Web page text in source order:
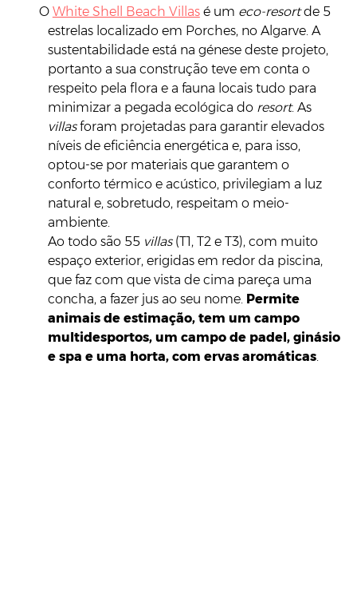
O White Shell Beach Villasé um eco-resortde 5
estrelas localizado em Porches, no Algarve. A
sustentabilidade está na génese deste projeto,
portanto a sua construção teve em conta o
respeito pela flora e a fauna locais tudo para
minimizar a pegada ecológica do resort. As
villasforam projetadas para garantir elevados
níveis de eficiência energética e, para isso,
optou-se por materiais que garantem o
conforto térmico e acústico, privilegiam a luz
natural e, sobretudo, respeitam o meio-
ambiente.
Ao todo são 55 villas(T1, T2 e T3), com muito
espaço exterior, erigidas em redor da piscina,
que faz com que vista de cima pareça uma
concha, a fazer jus ao seu nome. Permite
animais de estimação, tem um campo
multidesportos, um campo de padel, ginásio
e spa e uma horta, com ervas aromáticas